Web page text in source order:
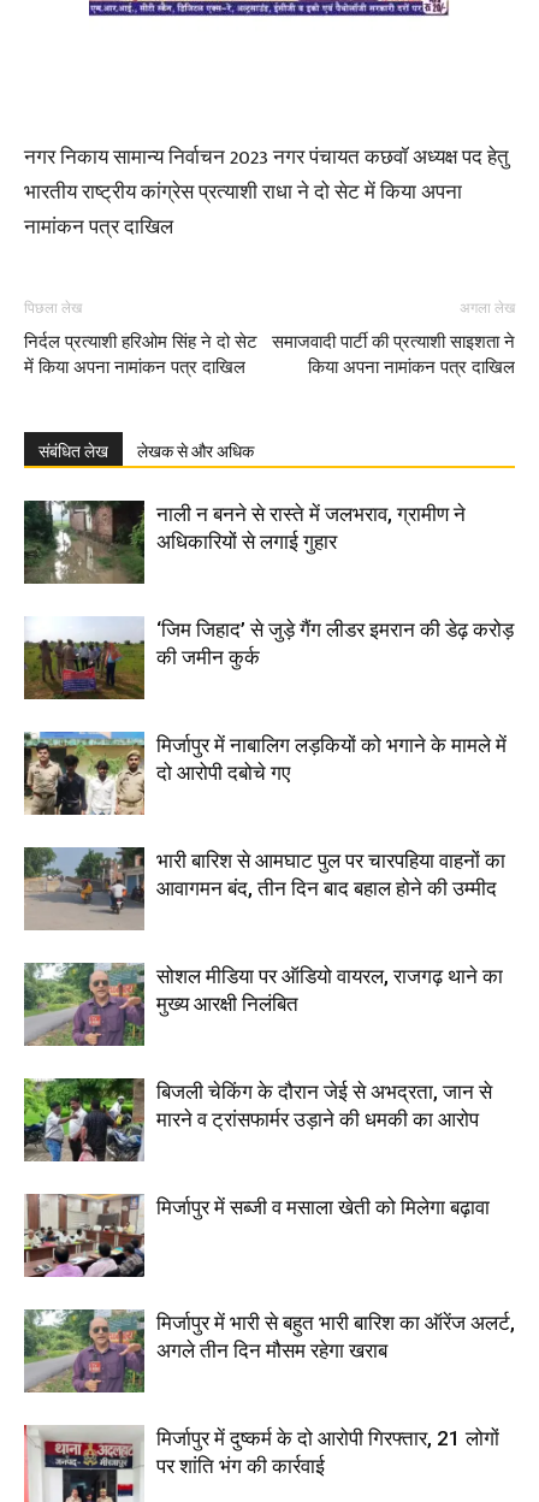
नगर निकाय सामान्य निर्वाचन 2023 नगर पंचायत कछवॉ अध्यक्ष पद हेतु
भारतीय राष्ट्रीय कांग्रेस प्रत्याशी राधा ने दो सेट में किया अपना
नामांकन पत्र दाखिल
पिछला लेख
निर्दल प्रत्याशी हरिओम सिंह ने दो सेट
में किया अपना नामांकन पत्र दाखिल
अगला लेख
समाजवादी पार्टी की प्रत्याशी साइशता ने
किया अपना नामांकन पत्र दाखिल
संबंधित लेख लेखक से और अधिक
नाली न बनने से रास्ते में जलभराव, ग्रामीण ने
अधिकारियों से लगाई गुहार
‘जिम जिहाद’ से जुड़े गैंग लीडर इमरान की डेढ़ करोड़
की जमीन कुर्क
मिर्जापुर में नाबालिग लड़कियों को भगाने के मामले में
दो आरोपी दबोचे गए
भारी बारिश से आमघाट पुल पर चारपहिया वाहनों का
आवागमन बंद, तीन दिन बाद बहाल होने की उम्मीद
सोशल मीडिया पर ऑडियो वायरल, राजगढ़ थाने का
मुख्य आरक्षी निलंबित
बिजली चेकिंग के दौरान जेई से अभद्रता, जान से
मारने व ट्रांसफार्मर उड़ाने की धमकी का आरोप
मिर्जापुर में सब्जी व मसाला खेती को मिलेगा बढ़ावा
मिर्जापुर में भारी से बहुत भारी बारिश का ऑरेंज अलर्ट,
अगले तीन दिन मौसम रहेगा खराब
मिर्जापुर में दुष्कर्म के दो आरोपी गिरफ्तार, 21 लोगों
पर शांति भंग की कार्रवाई